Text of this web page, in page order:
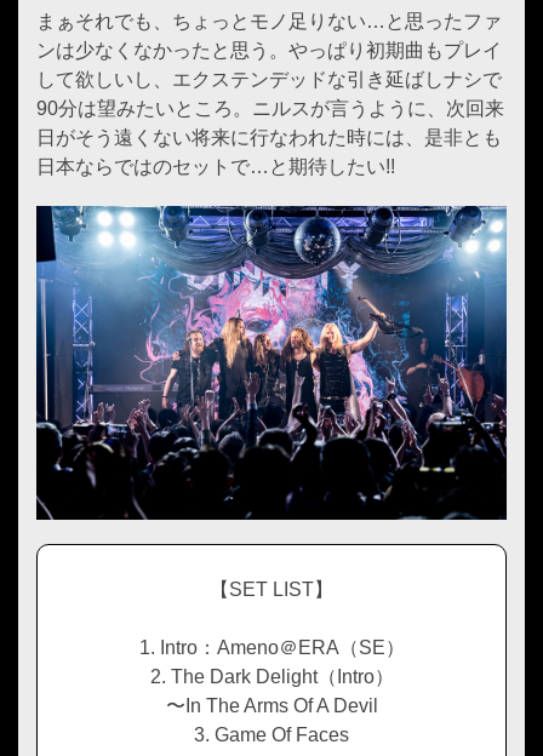
まぁそれでも、ちょっとモノ足りない…と思ったファ
ンは少なくなかったと思う。やっぱり初期曲もプレイ
して欲しいし、エクステンデッドな引き延ばしナシで
90分は望みたいところ。ニルスが言うように、次回来
日がそう遠くない将来に行なわれた時には、是非とも
日本ならではのセットで…と期待したい!!
【SET LIST】
1. Intro：Ameno＠ERA（SE）
2. The Dark Delight（Intro）
〜In The Arms Of A Devil
3. Game Of Faces